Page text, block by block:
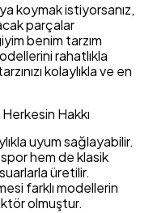
koymak istiyorsanız,
parçalar
benim tarzım
rahatlıkla
kolaylıkla ve en
Hakkı
uyum sağlayabilir.
spor hem de klasik
üretilir.
farklı modellerin
olmuştur.